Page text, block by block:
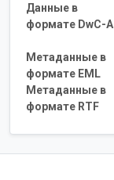
Данные в
формате DwC-A
Метаданные в
формате EML
Метаданные в
формате RTF